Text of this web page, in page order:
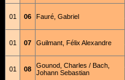
01 06 Fauré, Gabriel
01 07 Guilmant, Félix Alexandre
01 08
Gounod, Charles / Bach,
Johann Sebastian